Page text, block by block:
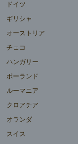
ドイツ
ギリシャ
オーストリア
チェコ
ハンガリー
ポーランド
ルーマニア
クロアチア
オランダ
スイス